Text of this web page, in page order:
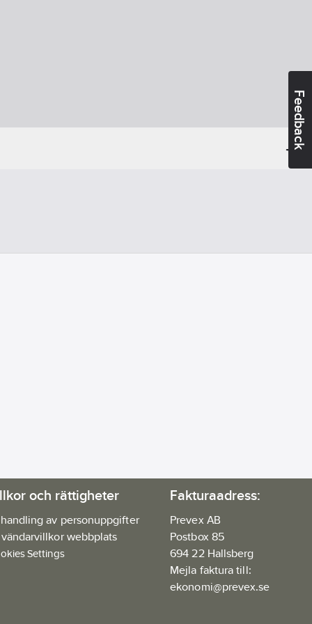
Feedback
och rättigheter
av personuppgifter
webbplats
Settings
Fakturaadress:
Prevex AB
Postbox 85
694 22 Hallsberg
Mejla faktura till:
ekonomi@prevex.se